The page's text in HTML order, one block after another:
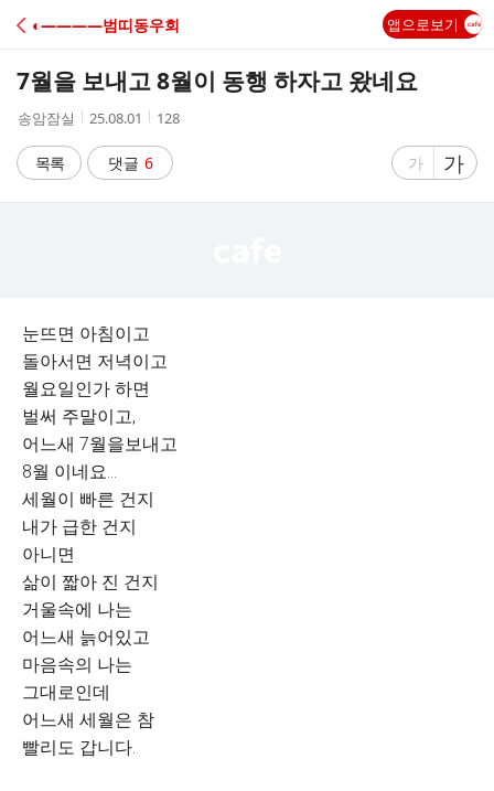
C
A
◐――――범띠동우회 앱으로보기
7월을 보내고 8월이 동행 하자고 왔네요
작
자
송암잠실
작
시
간
25.08.01
조
수
128
목록 댓글 6
글
가
글
자
가
눈뜨면 아침이고
돌아서면 저녁이고
월요일인가 하면
벌써 주말이고,
어느새 7월을보내고
8월 이네요...
세월이 빠른 건지
내가 급한 건지
아니면
삶이 짧아 진 건지
거울속에 나는
어느새 늙어있고
마음속의 나는
그대로인데
어느새 세월은 참
빨리도 갑니다.